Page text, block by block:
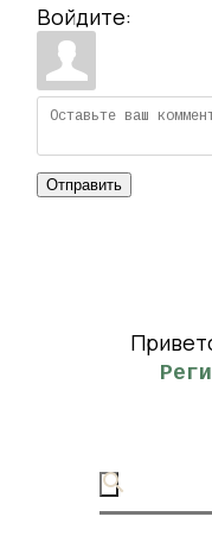
Войдите:
Отправить